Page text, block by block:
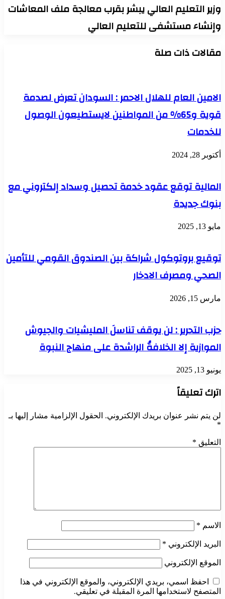
وزير التعليم العالي يبشر بقرب معالجة ملف المعاشات
وإنشاء مستشفى للتعليم العالي
مقالات ذات صلة
الامين العام للهلال الاحمر : السودان تعرض لصدمة
قوية و65% من المواطنين لايستطيعون الوصول
للخدمات
أكتوبر 28, 2024
المالية توقع عقود خدمة تحصيل وسداد إلكتروني مع
بنوك جديدة
مايو 13, 2025
توقيع بروتوكول شراكة بين الصندوق القومي للتأمين
الصحي ومصرف الادخار
مارس 15, 2026
حزب التحرير : لن يوقف تناسلَ المليشيات والجيوش
الموازية إلا الخلافةُ الراشدة على منهاج النبوة
يونيو 13, 2025
اترك تعليقاً
لن يتم نشر عنوان بريدك الإلكتروني. الحقول الإلزامية مشار إليها بـ
*
التعليق *
الاسم *
البريد الإلكتروني *
الموقع الإلكتروني
احفظ اسمي، بريدي الإلكتروني، والموقع الإلكتروني في هذا
المتصفح لاستخدامها المرة المقبلة في تعليقي.